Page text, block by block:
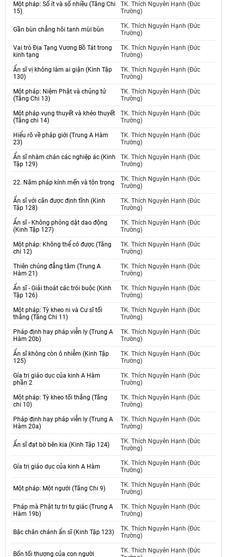
Một pháp: Số ít và số nhiều (Tăng Chi
15)
TK. Thích Nguyên Hạnh (Đức
Trường)
Gần bùn chẳng hôi tanh mùi bùn
TK. Thích Nguyên Hạnh (Đức
Trường)
Vai trò Địa Tạng Vương Bồ Tát trong
kinh tạng
TK. Thích Nguyên Hạnh (Đức
Trường)
Ẩn sĩ vị không làm ai giận (Kinh Tập
130)
TK. Thích Nguyên Hạnh (Đức
Trường)
Một pháp: Niệm Phật và chủng tử
(Tăng Chi 13)
TK. Thích Nguyên Hạnh (Đức
Trường)
Một pháp vụng thuyết và khéo thuyết
(Tăng chi 14)
TK. Thích Nguyên Hạnh (Đức
Trường)
Hiểu rõ về pháp giới (Trung A Hàm
23)
TK. Thích Nguyên Hạnh (Đức
Trường)
Ẩn sĩ nhàm chán các nghiệp ác (Kinh
Tập 129)
TK. Thích Nguyên Hạnh (Đức
Trường)
22. Năm pháp kính mến và tôn trọng
TK. Thích Nguyên Hạnh (Đức
Trường)
Ẩn sĩ với căn được định tĩnh (Kinh
Tập 128)
TK. Thích Nguyên Hạnh (Đức
Trường)
Ẩn sĩ - Không phóng dật dao động
(Kinh Tập 127)
TK. Thích Nguyên Hạnh (Đức
Trường)
Một pháp: Không thể có được (Tăng
chi 12)
TK. Thích Nguyên Hạnh (Đức
Trường)
Thiên chúng đẳng tâm (Trung A
Hàm 21)
TK. Thích Nguyên Hạnh (Đức
Trường)
Ẩn sĩ - Giải thoát các trói buộc (Kinh
Tập 126)
TK. Thích Nguyên Hạnh (Đức
Trường)
Một pháp: Tỳ kheo ni và Cư sĩ tối
thắng (Tăng Chi 11)
TK. Thích Nguyên Hạnh (Đức
Trường)
Pháp định hay pháp viễn ly (Trung A
Hàm 20b)
TK. Thích Nguyên Hạnh (Đức
Trường)
Ẩn sĩ không còn ô nhiễm (Kinh Tập
125)
TK. Thích Nguyên Hạnh (Đức
Trường)
Gía trị giáo dục của kinh A Hàm
phần 2
TK. Thích Nguyên Hạnh (Đức
Trường)
Một pháp: Tỳ kheo tối thắng (Tăng
chi 10)
TK. Thích Nguyên Hạnh (Đức
Trường)
Pháp định hay pháp viễn ly (Trung A
Hàm 20a)
TK. Thích Nguyên Hạnh (Đức
Trường)
Ẩn sĩ đạt bờ bên kia (Kinh Tập 124)
TK. Thích Nguyên Hạnh (Đức
Trường)
Gía trị giáo dục của kinh A Hàm
TK. Thích Nguyên Hạnh (Đức
Trường)
Một pháp: Một ngưới (Tăng Chi 9)
TK. Thích Nguyên Hạnh (Đức
Trường)
Pháp mà Phật tự tri tự giác (Trung A
Hàm 19b)
TK. Thích Nguyên Hạnh (Đức
Trường)
Bậc chân chánh ẩn sĩ (Kinh Tập 123)
TK. Thích Nguyên Hạnh (Đức
Trường)
Bốn tối thượng của con người
TK. Thích Nguyên Hạnh (Đức